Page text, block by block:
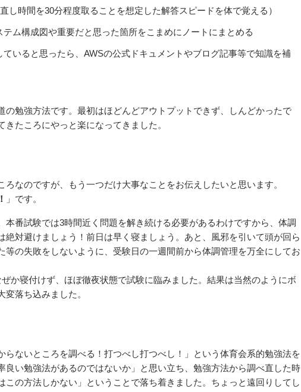
し時間を30分程度取ることを想定した解答スピードを体で覚える）
ム構成図や重要だと思った箇所をこまめにノートにまとめる
いると思ったら、AWSの公式ドキュメントやブログ記事等で知識を補
の勉強方法です。最初はほどんどアウトプットできず、しんどかったで
たころにやっと楽になってきました。
なのですが、もう一つだけ大事なことをお伝えしたいと思います。
」です。
本番試験では3時間近く問題を解き続ける必要があるわけですから、体調
対避けましょう！前日は早く寝ましょう。あと、風邪を引いて頭が回ら
等の失敗をしないように、受験日の一週間前から体調管理を万全にしてお
か寝付けず、ほぼ徹夜状態で試験に臨みました。結果は当然のようにボ
落ち込みました。
ないところを調べる！打つべし打つべし！」という体育会系的勉強法を
良い勉強法があるのではないか」と思い立ち、勉強方法から調べ直した時
の方法しかない」ということで落ち着きました。ちょっと遠回りしてし